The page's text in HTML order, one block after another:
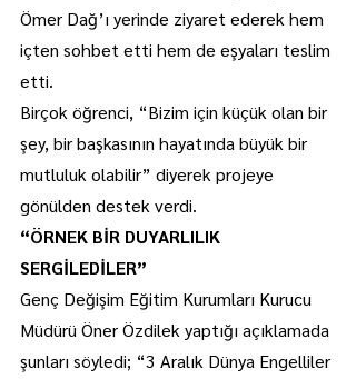
Ömer Dağ’ı yerinde ziyaret ederek hem
içten sohbet etti hem de eşyaları teslim
etti.
Birçok öğrenci, “Bizim için küçük olan bir
şey, bir başkasının hayatında büyük bir
mutluluk olabilir” diyerek projeye
gönülden destek verdi.
“ÖRNEK BİR DUYARLILIK
SERGİLEDİLER”
Genç Değişim Eğitim Kurumları Kurucu
Müdürü Öner Özdilek yaptığı açıklamada
şunları söyledi; “3 Aralık Dünya Engelliler